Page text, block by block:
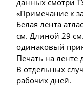
данных смотри
«Примечание к
Белая лента
см. Длиной 29
одинаковый
Печать на ленте
В отдельных
рабочих дней.